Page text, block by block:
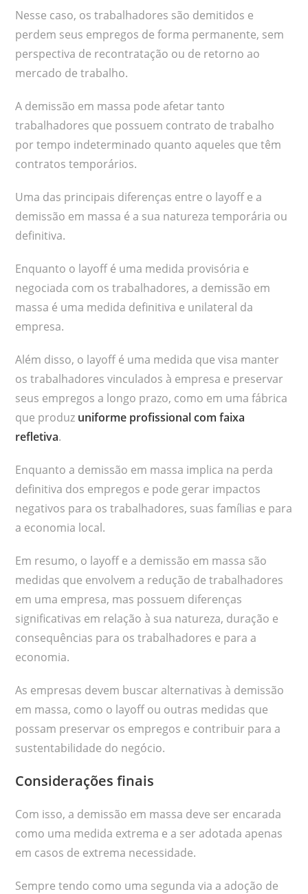
Nesse caso, os trabalhadores são demitidos e
perdem seus empregos de forma permanente, sem
perspectiva de recontratação ou de retorno ao
mercado de trabalho.
A demissão em massa pode afetar tanto
trabalhadores que possuem contrato de trabalho
por tempo indeterminado quanto aqueles que têm
contratos temporários.
Uma das principais diferenças entre o layoff e a
demissão em massa é a sua natureza temporária ou
definitiva.
Enquanto o layoff é uma medida provisória e
negociada com os trabalhadores, a demissão em
massa é uma medida definitiva e unilateral da
empresa.
Além disso, o layoff é uma medida que visa manter
os trabalhadores vinculados à empresa e preservar
seus empregos a longo prazo, como em uma fábrica
que produz uniforme profissional com faixa
refletiva.
Enquanto a demissão em massa implica na perda
definitiva dos empregos e pode gerar impactos
negativos para os trabalhadores, suas famílias e para
a economia local.
Em resumo, o layoff e a demissão em massa são
medidas que envolvem a redução de trabalhadores
em uma empresa, mas possuem diferenças
significativas em relação à sua natureza, duração e
consequências para os trabalhadores e para a
economia.
As empresas devem buscar alternativas à demissão
em massa, como o layoff ou outras medidas que
possam preservar os empregos e contribuir para a
sustentabilidade do negócio.
Considerações finais
Com isso, a demissão em massa deve ser encarada
como uma medida extrema e a ser adotada apenas
em casos de extrema necessidade.
Sempre tendo como uma segunda via a adoção de